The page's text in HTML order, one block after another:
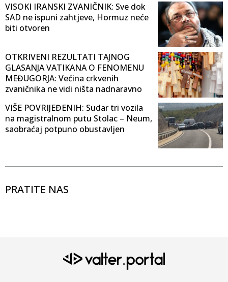
VISOKI IRANSKI ZVANIČNIK: Sve dok
SAD ne ispuni zahtjeve, Hormuz neće
biti otvoren
OTKRIVENI REZULTATI TAJNOG
GLASANJA VATIKANA O FENOMENU
MEĐUGORJA: Većina crkvenih
zvaničnika ne vidi ništa nadnaravno
VIŠE POVRIJEĐENIH: Sudar tri vozila
na magistralnom putu Stolac – Neum,
saobraćaj potpuno obustavljen
PRATITE NAS